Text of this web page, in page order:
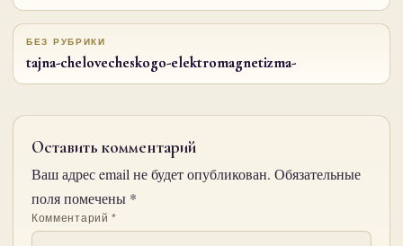
БЕЗ РУБРИКИ
tajna-chelovecheskogo-elektromagnetizma-
Оставить комментарий
Ваш адрес email не будет опубликован. Обязательные
поля помечены *
Комментарий*